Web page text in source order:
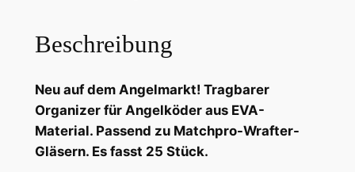
K
ö
d
e
Beschreibung
Neu auf dem Angelmarkt! Tragbarer
Organizer für Angelköder aus EVA-
Material. Passend zu Matchpro-Wrafter-
Gläsern. Es fasst 25 Stück.